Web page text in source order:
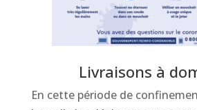
Livraisons à
En cette période de